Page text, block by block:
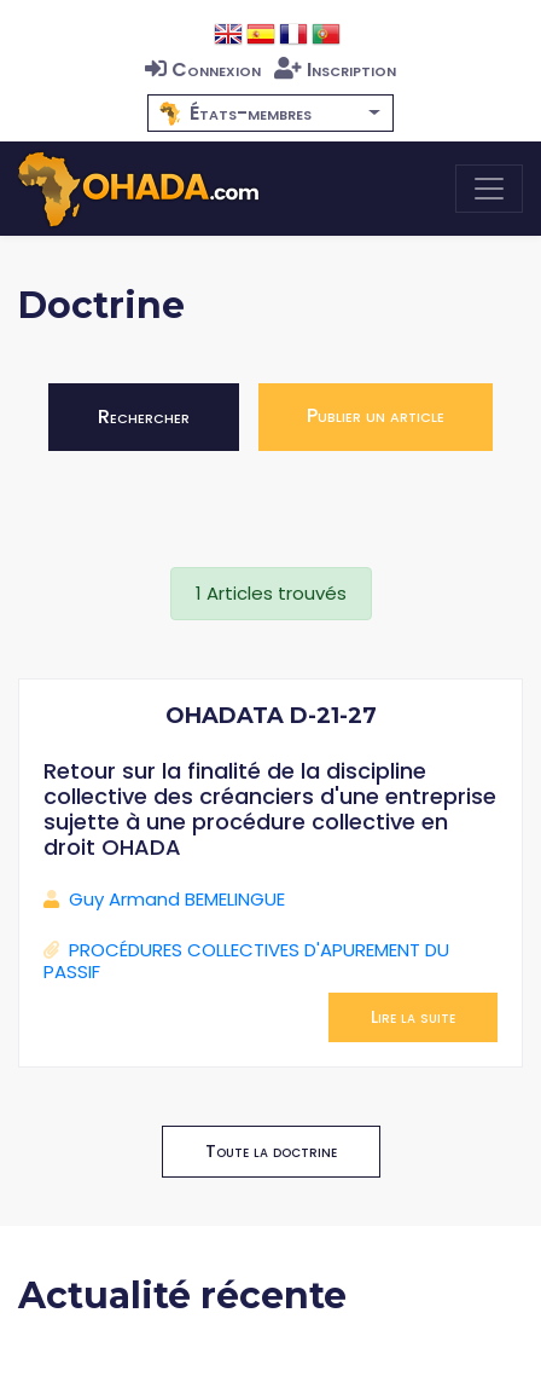
Connexion
Inscription
États-membres
Doctrine
Rechercher Publier un article
1 Articles trouvés
OHADATA D-21-27
Retour sur la finalité de la discipline
collective des créanciers d'une entreprise
sujette à une procédure collective en
droit OHADA
Guy Armand BEMELINGUE
PROCÉDURES COLLECTIVES D'APUREMENT DU
PASSIF
Lire la suite
Toute la doctrine
Actualité récente